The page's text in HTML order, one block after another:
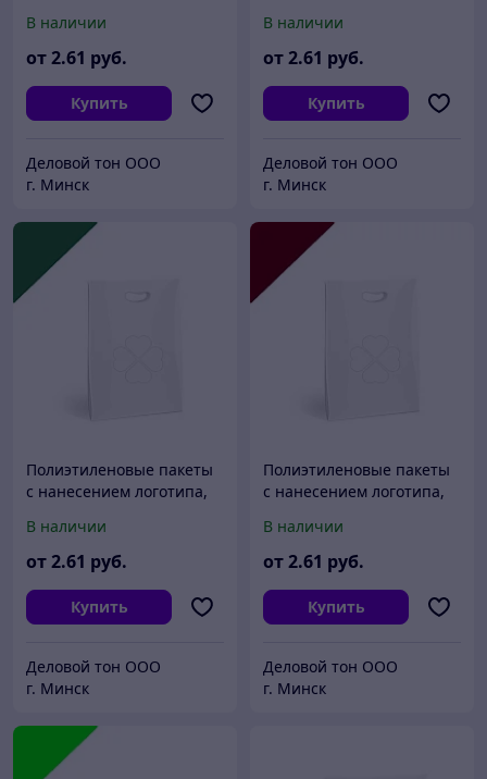
В наличии
от2.61 руб.
Купить
Деловой тон ООО
г. Минск
В наличии
от2.61 руб.
Купить
Деловой тон ООО
г. Минск
Полиэтиленовые пакеты
с нанесением логотипа,
В наличии
от2.61 руб.
Купить
Деловой тон ООО
г. Минск
Полиэтиленовые пакеты
с нанесением логотипа,
В наличии
от2.61 руб.
Купить
Деловой тон ООО
г. Минск